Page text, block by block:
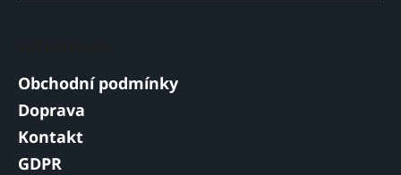
Obchodní podmínky
Doprava
Kontakt
GDPR